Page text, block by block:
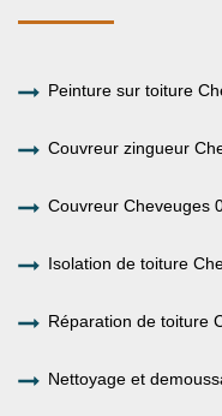
Peinture sur toiture
Couvreur zingueur
Couvreur Cheveuges
Isolation de toiture
Réparation de toiture
Nettoyage et